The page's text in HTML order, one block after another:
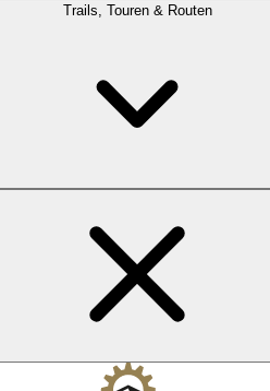
Trails, Touren & Routen